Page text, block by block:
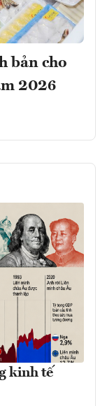
bản cho
2026
kinh tế